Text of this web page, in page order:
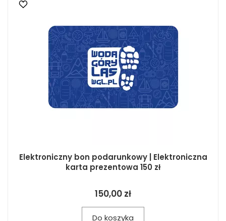
Elektroniczny bon podarunkowy | Elektroniczna
karta prezentowa 150 zł
150,00 zł
Do koszyka